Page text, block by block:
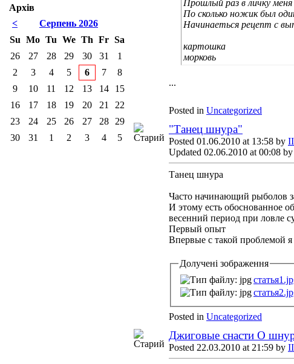
Прошлый раз в личку меня
По сколько ножик был
Начинаеться рецепт с
картошка
морковь
...
Posted in Uncategorized
"Танец шнура"
Posted 01.06.2010 at 13:58 by
Updated 02.06.2010 at 00:08 by
Танец шнура
Часто начинающий рыболов
И этому есть обоснованное
весенний период при ловле
Первый опыт
Впервые с такой проблемой
Долучені зображення
Posted in Uncategorized
Джиговые снасти О
Posted 22.03.2010 at 21:59 by
Архів
<
Серпень 2026
Su Mo Tu We Th Fr Sa
26
27 28 29 30 31
1
2
3 4 5 6 7
8
9
10 11 12 13 14
15
16
17 18 19 20 21
22
23
24 25 26 27 28
29
30
31 1 2 3 4 5